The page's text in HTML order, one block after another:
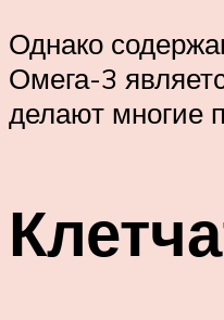
Однако
Омега-3
делают многие